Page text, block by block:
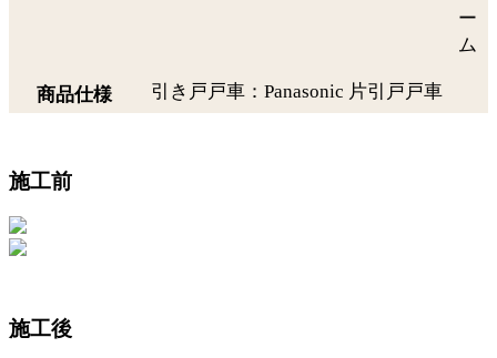
ー
ム
商品仕様 引き戸戸車：Panasonic 片引戸戸車
施工前
施工後